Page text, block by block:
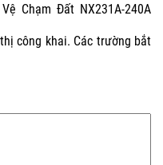
Chạm Đất NX231A-240A
công khai. Các trường bắt